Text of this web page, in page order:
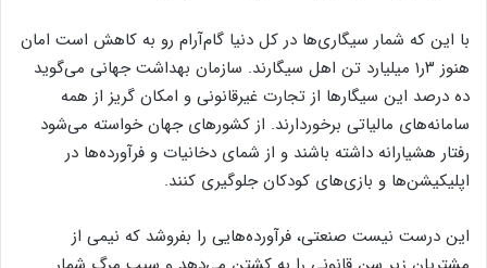
با این که شمار سیگاری‌ها در کل دنیا گام‌آرام رو‌ به کاهش است امان
هنوز ۳ر۱ میلیارد تن اهل سیگارند. سازمان بهداشت جهانی می‌گوید
ده درصد این سیگارها از تجارت غیر‌قانونی و امکان گریز از همه
سامانه‌های مالیاتی برخوردارند. از کشور‌های جهان خواسته می‌شود
رفتار هشیارانه‌ داشته باشند و از شمای دخانیات و فرآورده‌ها در
اپلیکیشن‌ها و بازی‌های کودکان جلوگیری کنند.
این درست نیست صنعتی، فرآورده‌‌هایی را بفروشد که نیمی از